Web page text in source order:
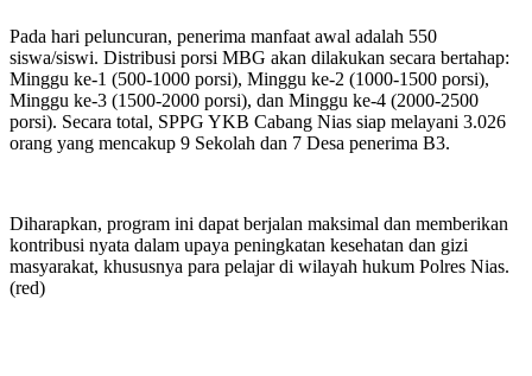
Pada hari peluncuran, penerima manfaat awal adalah 550
siswa/siswi. Distribusi porsi MBG akan dilakukan secara bertahap:
Minggu ke-1 (500-1000 porsi), Minggu ke-2 (1000-1500 porsi),
Minggu ke-3 (1500-2000 porsi), dan Minggu ke-4 (2000-2500
porsi). Secara total, SPPG YKB Cabang Nias siap melayani 3.026
orang yang mencakup 9 Sekolah dan 7 Desa penerima B3.
Diharapkan, program ini dapat berjalan maksimal dan memberikan
kontribusi nyata dalam upaya peningkatan kesehatan dan gizi
masyarakat, khususnya para pelajar di wilayah hukum Polres Nias.
(red)